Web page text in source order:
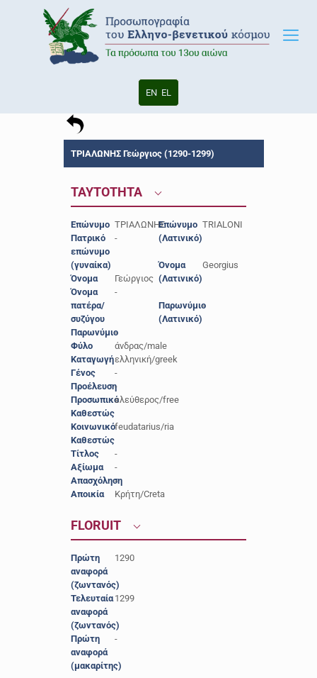
EN EL
ΤΡΙΑΛΩΝΗΣ Γεώργιος (1290-1299)
ΤΑΥΤΟΤΗΤΑ
Επώνυμο ΤΡΙΑΛΩΝΗΣ
Πατρικό
επώνυμο
(γυναίκα)
-
Όνομα
Γεώργιος
Όνομα
πατέρα/
συζύγου
-
Παρωνύμιο
-
Φύλο
άνδρας/male
Καταγωγήελληνική/greek
Γένος
-
Προέλευση-
Προσωπικό
Καθεστώς
ελεύθερος/free
Κοινωνικό
Καθεστώς
feudatarius/ria
Τίτλος
-
Αξίωμα
-
Απασχόληση
-
Αποικία
Κρήτη/Creta
Επώνυμο
(Λατινικό)
TRIALONI
Όνομα
(Λατινικό)
Georgius
Παρωνύμιο
(Λατινικό)
-
FLORUIT
Πρώτη
αναφορά
(ζωντανός)
1290
Τελευταία
αναφορά
(ζωντανός)
1299
Πρώτη
αναφορά
(μακαρίτης)
-